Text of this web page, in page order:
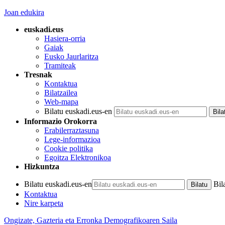
Joan edukira
euskadi.eus
Hasiera-orria
Gaiak
Eusko Jaurlaritza
Tramiteak
Tresnak
Kontaktua
Bilatzailea
Web-mapa
Bilatu euskadi.eus-en
Informazio Orokorra
Erabilerraztasuna
Lege-informazioa
Cookie politika
Egoitza Elektronikoa
Hizkuntza
Bilatu euskadi.eus-en
Kontaktua
Nire karpeta
Ongizate, Gazteria eta Erronka Demografikoaren Saila